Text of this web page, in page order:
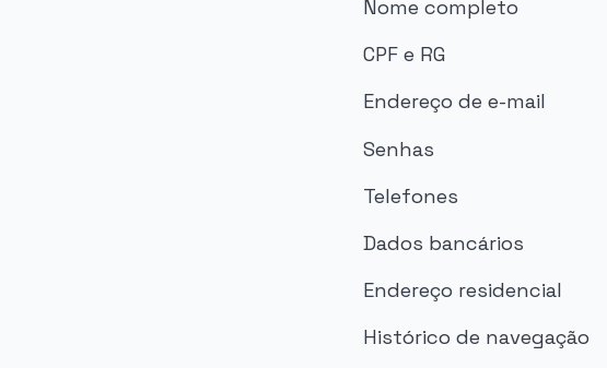
Nome completo
CPF e RG
Endereço de e-mail
Senhas
Telefones
Dados bancários
Endereço residencial
Histórico de navegação